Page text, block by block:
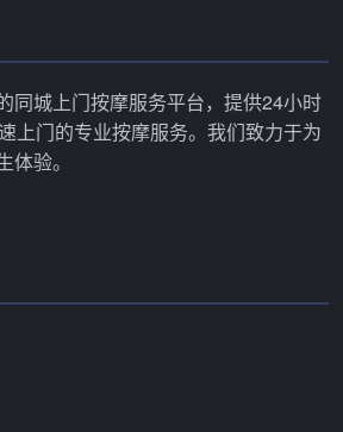
同城上门按摩服务平台，提供24小时
上门的专业按摩服务。我们致力于为
验。